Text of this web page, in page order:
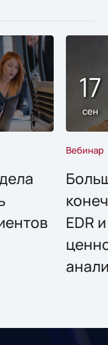
17
сен
Вебинар
EDR